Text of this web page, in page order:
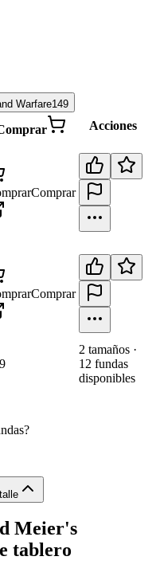
Warfare149
Acciones
Comprar
Comprar
2 tamaños ·
12 fundas
disponibles
Meier's
tablero